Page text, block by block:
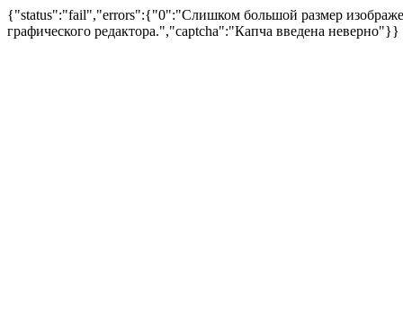
{"status":"fail","errors":{"0":"Слишком большой размер
графического редактора.","captcha":"Капча введена неверно"}}